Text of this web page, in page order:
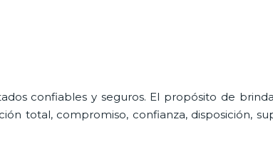
confiables y seguros. El propósito de
total, compromiso, confianza, disposición,